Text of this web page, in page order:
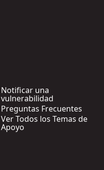
Notificar una
vulnerabilidad
Preguntas Frecuentes
Ver Todos los Temas de
Apoyo